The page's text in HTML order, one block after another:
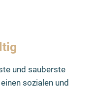
und sauberste
sozialen und